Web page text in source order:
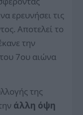
ερευνήσει τις
Αποτελεί το
την
7ου αιώνα
της
άλλη όψη